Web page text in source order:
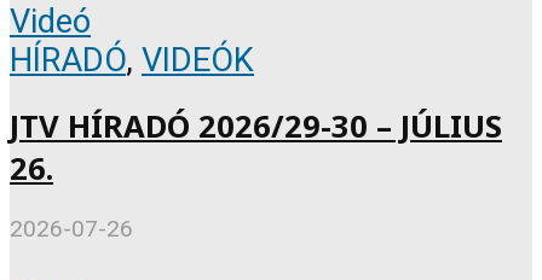
Videó
HÍRADÓ, VIDEÓK
JTV HÍRADÓ 2026/29-30 – JÚLIUS
26.
2026-07-26